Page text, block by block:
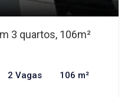
3 quartos, 106m²
2 Vagas 106 m²